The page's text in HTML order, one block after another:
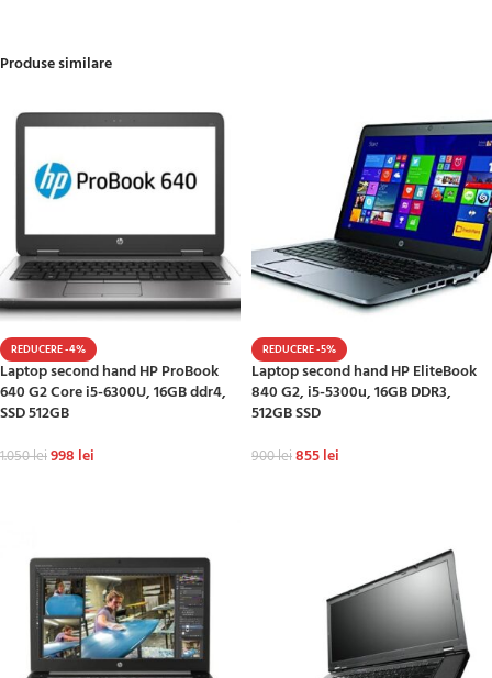
Produse similare
REDUCERE -4%
Laptop second hand HP ProBook
640 G2 Core i5-6300U, 16GB ddr4,
SSD 512GB
1.050lei998 lei
REDUCERE -5%
Laptop second hand HP EliteBook
840 G2, i5-5300u, 16GB DDR3,
512GB SSD
900lei855lei